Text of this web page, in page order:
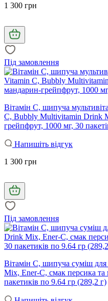
1 300 грн
Під замовлення
Вітамін С, шипуча
C, Bubbly Multivitamin Drink
грейпфрут, 1000 мг, 30
Напишіть відгук
1 300 грн
Під замовлення
Вітамін С, шипуча суміш
Mix, Ener-C, смак персика
пакетиків по 9.64 гр (289,2 г)